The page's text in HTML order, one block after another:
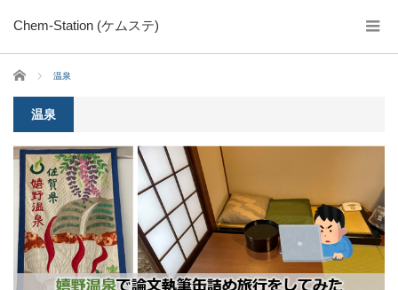
Chem-Station (ケムステ)
ホーム 温泉
温泉